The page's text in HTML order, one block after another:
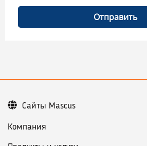
Отправить
Компания
Сайты Mascus